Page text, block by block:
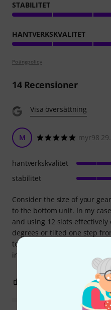
STABILITET
HANTVERKSKVALITET
Poängpolicy
14Recensioner
Visa översättning
M myr98
Consider the size of your
to the bottom unit. In my
and using 12 slots
degrees or tilted one step
touch ground and feels not
installment
hantverkskvalitet
stabilitet
ANMÄL